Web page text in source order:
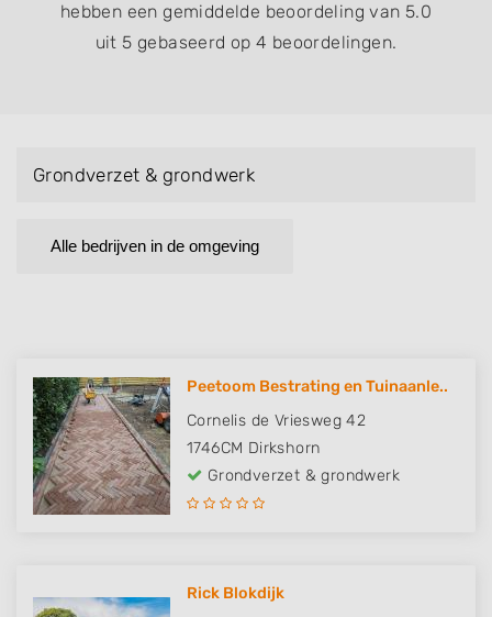
hebben een gemiddelde beoordeling van 5.0
uit 5 gebaseerd op 4 beoordelingen.
Grondverzet & grondwerk
Alle bedrijven in de omgeving
Peetoom Bestrating en Tuinaanle..
Cornelis de Vriesweg 42
1746CM Dirkshorn
Grondverzet & grondwerk
Rick Blokdijk